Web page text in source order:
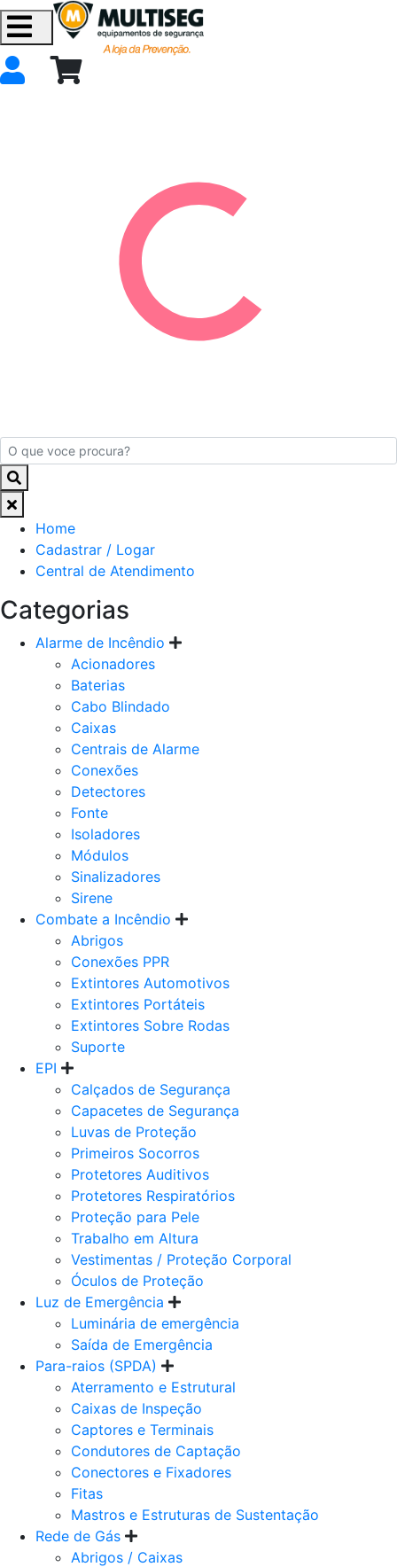
Home
Cadastrar / Logar
Central de Atendimento
Categorias
Alarme de Incêndio
Acionadores
Baterias
Cabo Blindado
Caixas
Centrais de Alarme
Conexões
Detectores
Fonte
Isoladores
Módulos
Sinalizadores
Sirene
Combate a Incêndio
Abrigos
Conexões PPR
Extintores Automotivos
Extintores Portáteis
Extintores Sobre Rodas
Suporte
EPI
Calçados de Segurança
Capacetes de Segurança
Luvas de Proteção
Primeiros Socorros
Protetores Auditivos
Protetores Respiratórios
Proteção para Pele
Trabalho em Altura
Vestimentas / Proteção Corporal
Óculos de Proteção
Luz de Emergência
Luminária de emergência
Saída de Emergência
Para-raios (SPDA)
Aterramento e Estrutural
Caixas de Inspeção
Captores e Terminais
Condutores de Captação
Conectores e Fixadores
Fitas
Mastros e Estruturas de Sustentação
Rede de Gás
Abrigos / Caixas